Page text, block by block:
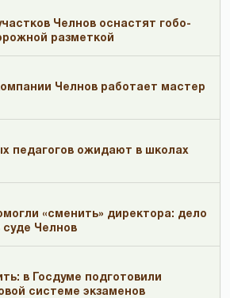
Челнов оснастят гобо-
разметкой
Челнов работает мастер
педагогов ожидают в школах
«сменить» директора: дело
Челнов
в Госдуме подготовили
системе экзаменов